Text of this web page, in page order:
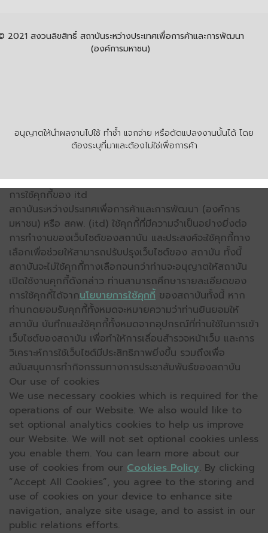
อนุญาตให้นำผลงานไปใช้ ทำซ้ำ แจกจ่าย หรือดัดแปลงงานนั้นได้ โดย
ต้องระบุที่มาและต้องไม่ใช่เพื่อการค้า
2021 สงวนลิขสิทธิ์ สถาบันระหว่างประเทศเพื่อการค้าและการพัฒนา
(องค์การมหาชน)
การใช้คุกกี้ของ itd
สถาบันระหว่างประเทศเพื่อการค้าและการพัฒนา (องค์การ
มหาชน) หรือ สคพ. (itd) ใช้คุกกี้ที่มีความจำเป็นอย่างยิ่งต่อ
การทำงานของเว็บไซต์ของสถาบัน และประสงค์จะใช้คุกกี้ทาง
เลือกเพื่อช่วยให้สามารถปรับปรุงเว็บไซต์ของ สถาบัน ทั้งนี้
สถาบันจะไม่ใช้คุกกี้ทางเลือกจนกว่าท่านจะอนุญาตให้สถาบัน
เปิดใช้งานคุกกี้ดังกล่าว ท่านสามารถศึกษารายละเอียดของ
การใช้คุกกี้ได้จากนโยบายการใช้คุกกี้ ของสถาบันทั้งนี้ หาก
ท่านกดยอมรับคุกกี้ทั้งหมดจะหมายความว่าท่านยินยอมให้
สถาบัน บันทึกและใช้คุกกี้ทั้งหมดจากอุปกรณ์ที่ท่านใช้ในการเข้า
เว็บไซต์ของสถาบัน เพื่อทำให้การเลื่อนสำรวจหน้าเว็บ และการ
วิเคราะห์การใช้เว็บไซต์มีประสิทธิภาพยิ่งขึ้น รวมถึงเพื่อ
สนับสนุนการทำกิจกรรมทางการประชาสัมพันธ์ของสถาบัน
Our use of cookies
We use necessary cookies which is required for the
operations of our Website. We also would like to
set optional analytics cookies to help us improve
our Website. We will not set optional cookies unless
you enable them. You can learn more about our
use of cookies from our Cookies Policy. By clicking
“Accept All Cookies”, you agree to the storing and
use of cookies on your device to enhance site
navigation, analyze site usage, and to assist in our
public relations efforts.